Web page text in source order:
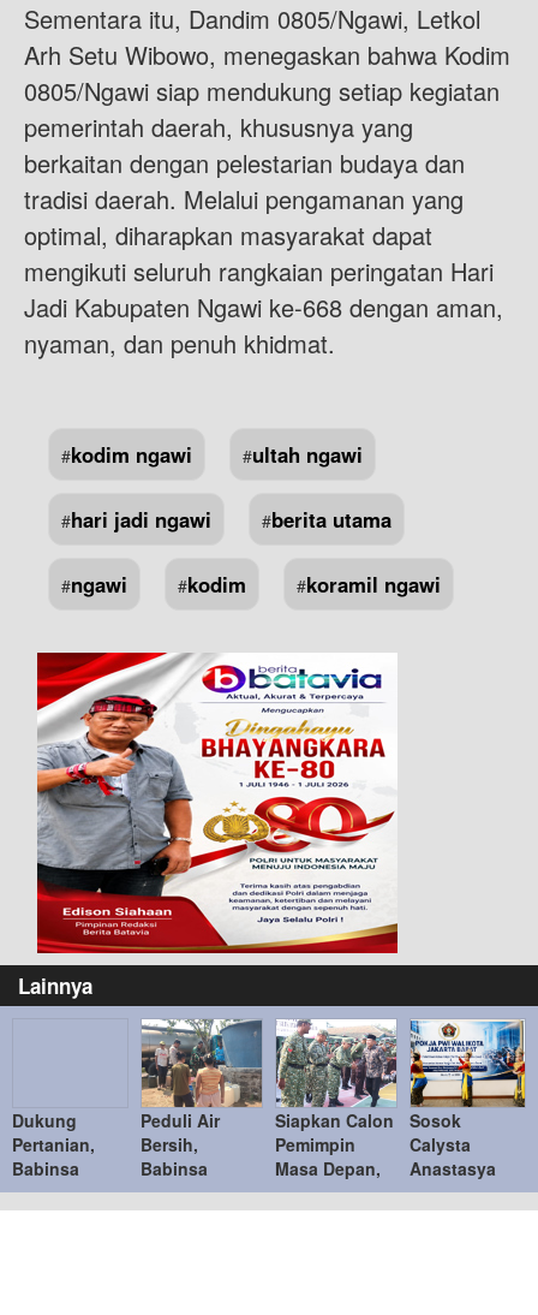
Sementara itu, Dandim 0805/Ngawi, Letkol
Arh Setu Wibowo, menegaskan bahwa Kodim
0805/Ngawi siap mendukung setiap kegiatan
pemerintah daerah, khususnya yang
berkaitan dengan pelestarian budaya dan
tradisi daerah. Melalui pengamanan yang
optimal, diharapkan masyarakat dapat
mengikuti seluruh rangkaian peringatan Hari
Jadi Kabupaten Ngawi ke-668 dengan aman,
nyaman, dan penuh khidmat.
#kodim ngawi #ultah ngawi
#hari jadi ngawi #berita utama
#ngawi #kodim #koramil ngawi
Lainnya
Dukung
Pertanian,
Babinsa
Koramil Paron
Pendampingan
Peduli Air
Bersih,
Babinsa
Posramil Pitu
Kawal
Siapkan Calon
Pemimpin
Masa Depan,
Kodim
0805/Ngawi
Sosok
Calysta
Anastasya
Ghautama
Tampil